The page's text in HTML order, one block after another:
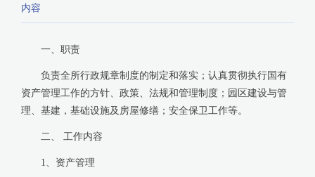
内容
一、职责
负责全所行政规章制度的制定和落实；认真贯彻执行国有
资产管理工作的方针、政策、法规和管理制度；园区建设与管
理、基建，基础设施及房屋修缮；安全保卫工作等。
二、 工作内容
1、资产管理